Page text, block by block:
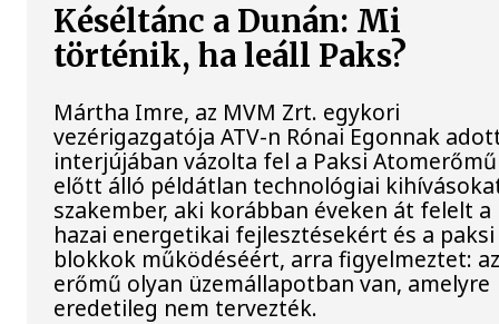
Késéltánc a Dunán: Mi
történik, ha leáll Paks?
Mártha Imre, az MVM Zrt. egykori
vezérigazgatója ATV-n Rónai Egonnak
interjújában vázolta fel a Paksi Atomerőmű
előtt álló példátlan technológiai
szakember, aki korábban éveken át felelt a
hazai energetikai fejlesztésekért és a paksi
blokkok működéséért, arra figyelmeztet:
erőmű olyan üzemállapotban van, amelyre
eredetileg nem tervezték.